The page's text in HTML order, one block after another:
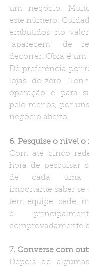
um negócio.
este número.
embutidos no
"aparecem" de
decorrer. Obra é um
Dê preferência por
lojas "do zero".
operação e para
pelo menos, por
negócio aberto.
6. Pesquise o nível
Com até cinco
hora de pesquisar
de cada uma
importante saber se
tem equipe, sede,
e
comprovadamente
7. Converse com
Depois de